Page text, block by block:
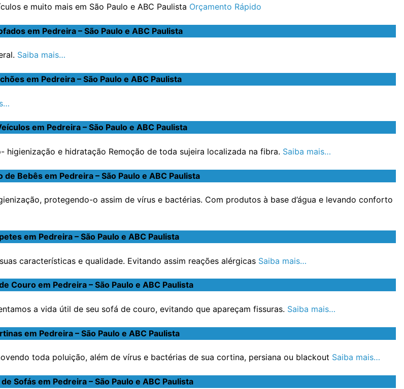
e muito mais em São Paulo e ABC Paulista Orçamento Rápido
em Pedreira – São Paulo e ABC Paulista
Saiba mais…
em Pedreira – São Paulo e ABC Paulista
em Pedreira – São Paulo e ABC Paulista
e hidratação Remoção de toda sujeira localizada na fibra. Saiba mais…
de Bebês em Pedreira – São Paulo e ABC Paulista
protegendo-o assim de vírus e bactérias. Com produtos à base d’água e levando conforto
em Pedreira – São Paulo e ABC Paulista
características e qualidade. Evitando assim reações alérgicas Saiba mais…
Couro em Pedreira – São Paulo e ABC Paulista
a vida útil de seu sofá de couro, evitando que apareçam fissuras. Saiba mais…
em Pedreira – São Paulo e ABC Paulista
toda poluição, além de vírus e bactérias de sua cortina, persiana ou blackout Saiba mais…
Sofás em Pedreira – São Paulo e ABC Paulista